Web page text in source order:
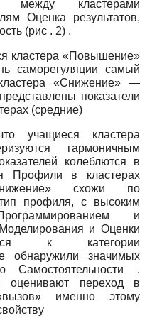
между кластерами
Оценка результатов,
(рис . 2) .
кластера «Повышение»
саморегуляции самый
«Снижение» —
показатели
(средние)
учащиеся кластера
гармоничным
колеблются в
Профили в кластерах
схожи по
профиля, с высоким
и
и Оценки
к категории
обнаружили значимых
Самостоятельности .
оценивают переход в
именно этому